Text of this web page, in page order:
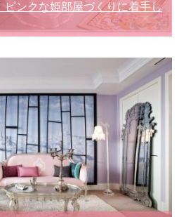
ピンクな姫部屋づくりに着手し